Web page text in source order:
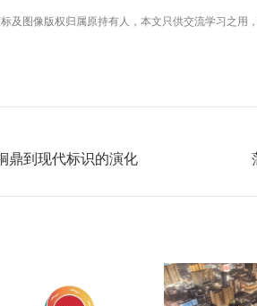
及图像版权归属原持有人，本文只供交流学习之用
鼎到现代标识的演化